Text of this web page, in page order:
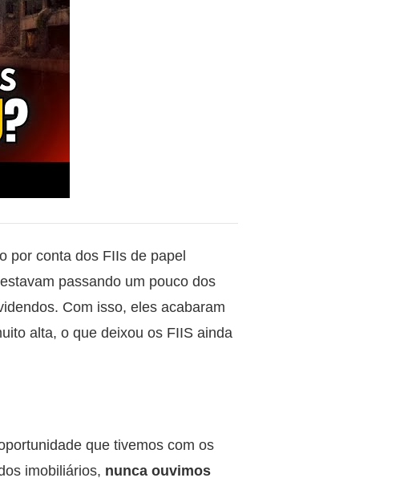
por conta dos FIIs de papel
passando um pouco dos
Com isso, eles acabaram
alta, o que deixou os FIIS ainda
que tivemos com os
imobiliários, nunca ouvimos